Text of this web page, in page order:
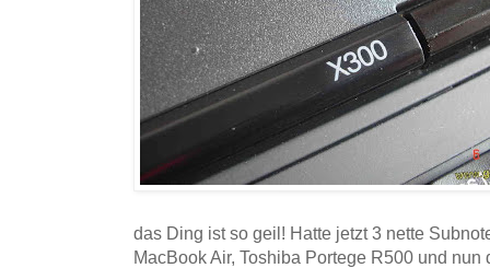
das Ding ist so geil! Hatte jetzt 3 nette
MacBook Air, Toshiba Portege R500 und